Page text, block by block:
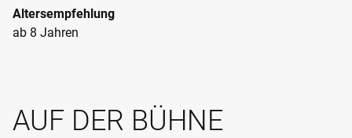
Altersempfehlung
ab 8 Jahren
AUF DER BÜHNE